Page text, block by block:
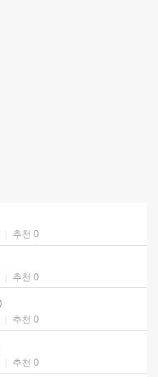
추천 0
추천 0
추천 0
추천 0